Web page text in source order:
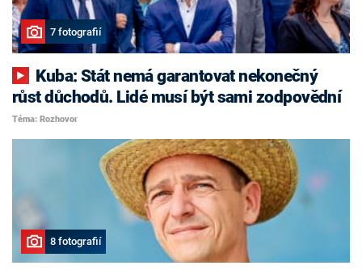
7 fotografií
růst důchodů. Lidé musí být sami zodpovědní
Téma: Rozhovor
8 fotografií